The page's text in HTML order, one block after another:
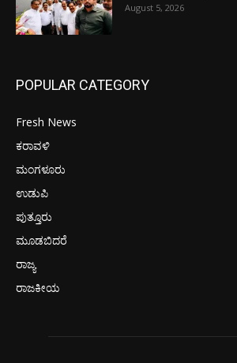
August 5, 2026
POPULAR CATEGORY
Fresh News
ಕರಾವಳಿ
ಮಂಗಳೂರು
ಉಡುಪಿ
ಪುತ್ತೂರು
ಮೂಡಬಿದರೆ
ರಾಜ್ಯ
ರಾಜಕೀಯ